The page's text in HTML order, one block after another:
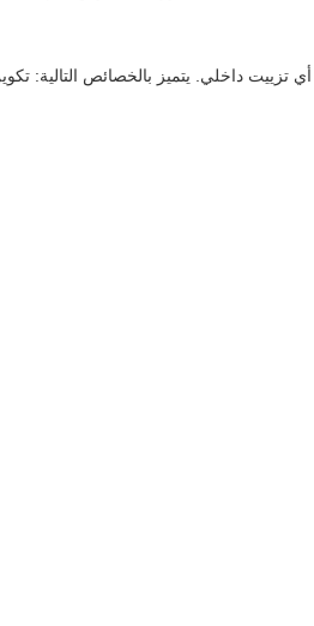
داخلي. يتميز بالخصائص التالية: